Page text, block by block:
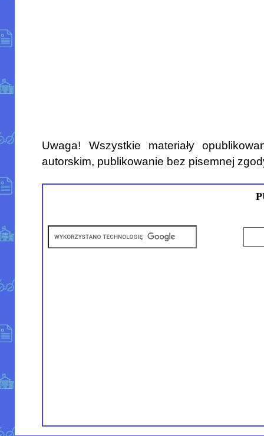
Uwaga! Wszystkie materiały
autorskim, publikowanie bez pisemnej